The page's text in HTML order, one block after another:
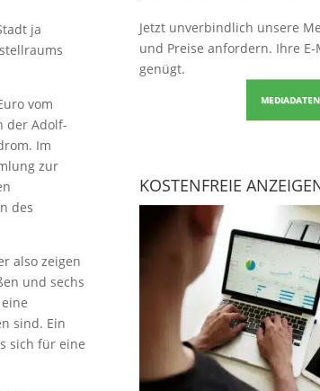
ja
vom
der Adolf-
Im
zur
des
also zeigen
und sechs
sind. Ein
sich für eine
Jetzt unverbindlich unsere
und Preise anfordern. Ihre
genügt.
KOSTENFREIE